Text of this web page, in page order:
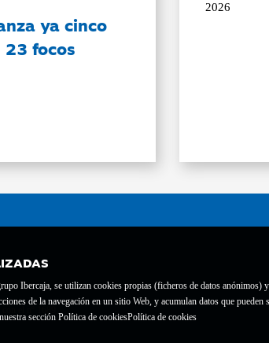
Ibercaja, se utilizan cookies propias (ficheros de datos anónimos)
de la navegación en un sitio Web, y acumulan datos que
sección Política de cookiesPolítica de cookies
ya cinco
23 focos
2026
el nº 1689.